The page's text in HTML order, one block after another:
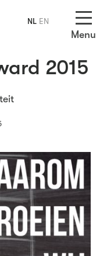
Menu
2015
NL EN